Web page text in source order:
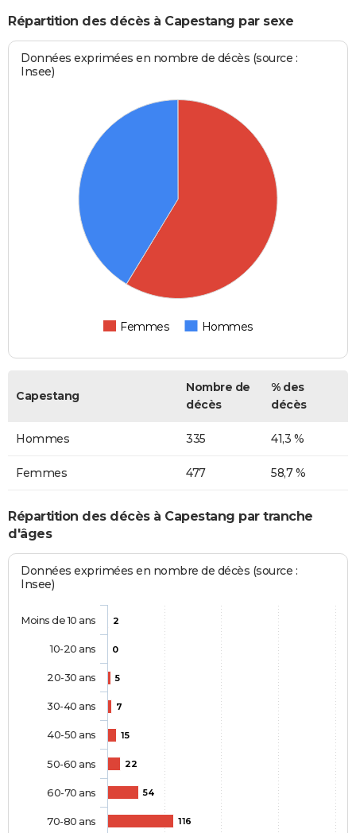
Répartition des décès à Capestang par sexe
Données exprimées en nombre de décès (source :
Insee)
Femmes Hommes
Capestang
Nombre de
décès
% des
décès
Hommes 335 41,3 %
Femmes 477 58,7 %
Répartition des décès à Capestang par tranche
d'âges
Données exprimées en nombre de décès (source :
Insee)
2
0
5
7
15
22
54
116
Moins de 10 ans
10-20 ans
20-30 ans
30-40 ans
40-50 ans
50-60 ans
60-70 ans
70-80 ans